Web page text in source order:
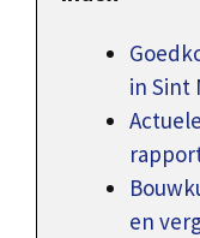
in Sint
en